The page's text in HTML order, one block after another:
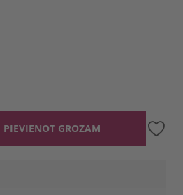
PIEVIENOT GROZAM